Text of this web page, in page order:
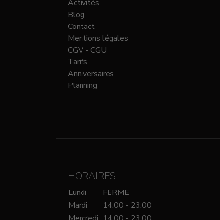
Activités
Blog
Contact
Mentions légales
CGV - CGU
Tarifs
Anniversaires
Planning
HORAIRES
Lundi
FERME
Mardi
14:00 - 23:00